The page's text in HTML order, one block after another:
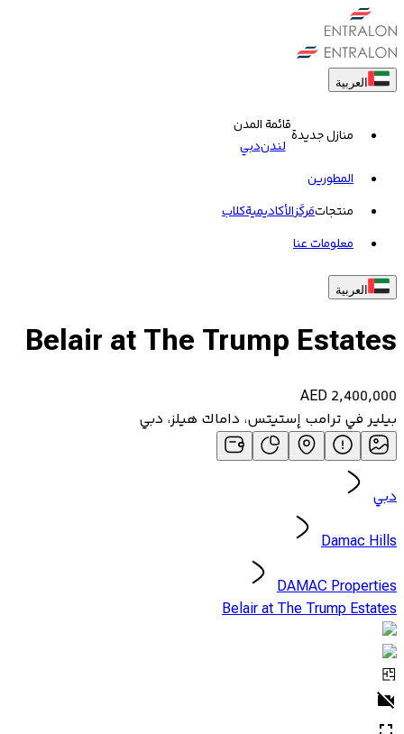
العربية
منازل جديدة
قائمة المدن
لندندبي
المطورين
منتجاتمَركَزالأكاديميةکلاب
معلومات عنا
العربية
Belair at The Trump Estates
AED 2,400,000
بيلير في ترامب إستيتس، داماك هيلز، دبي
دبي
Damac Hills
DAMAC Properties
Belair at The Trump Estates